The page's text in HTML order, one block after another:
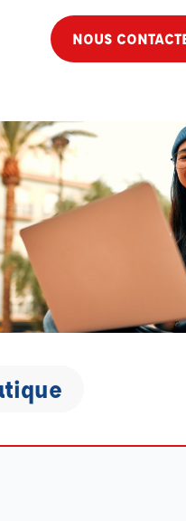
NOUS